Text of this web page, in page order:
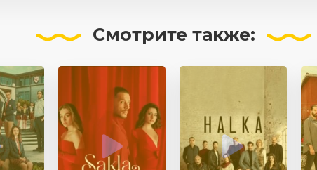
Смотрите также: